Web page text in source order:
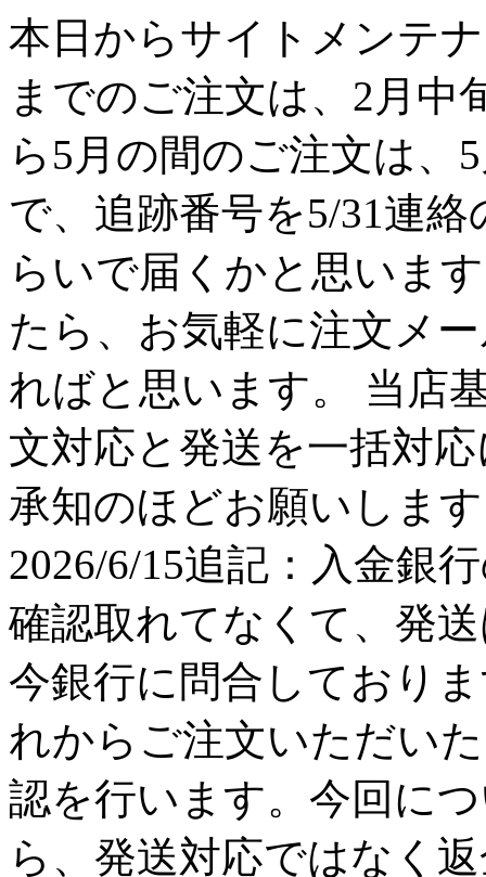
本日からサイトメンテ
までのご注文は、2月中
ら5月の間のご注文は、
で、追跡番号を5/31連
らいで届くかと思いま
たら、お気軽に注文メ
ればと思います。 当店
文対応と発送を一括対
承知のほどお願いしま
2026/6/15追記：入金銀
確認取れてなくて、発
今銀行に問合しており
れからご注文いただい
認を行います。今回に
ら、発送対応ではなく